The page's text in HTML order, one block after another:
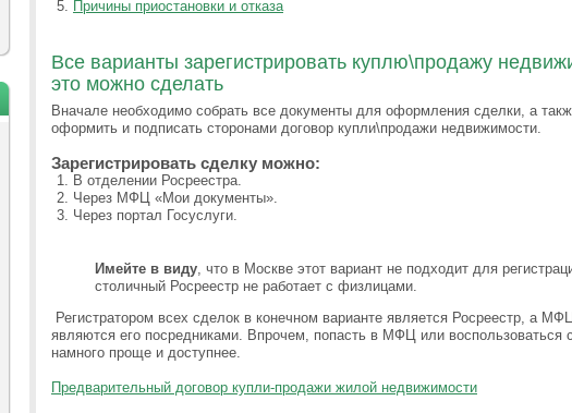
Причины приостановки и отказа
Все варианты зарегистрировать куплю\продажу
это можно сделать
Вначале необходимо собрать все документы для оформления сделки, а
оформить и подписать сторонами договор купли\продажи недвижимости.
Зарегистрировать сделку можно:
В отделении Росреестра.
Через МФЦ «Мои документы».
Через портал Госуслуги.
Имейте в виду, что в Москве этот вариант не подходит для
столичный Росреестр не работает с физлицами.
Регистратором всех сделок в конечном варианте является Росреестр, а
являются его посредниками. Впрочем, попасть в МФЦ или воспользоваться
намного проще и доступнее.
Предварительный договор купли-продажи жилой недвижимости